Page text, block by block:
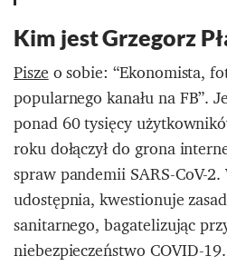
Kim jest Grzegorz
Piszeo sobie: “Ekonomista,
popularnego kanału na FB”.
ponad 60 tysięcy
roku dołączył do grona
spraw pandemii SARS-CoV-
udostępnia, kwestionuje
sanitarnego, bagatelizując
niebezpieczeństwo COVID-19.